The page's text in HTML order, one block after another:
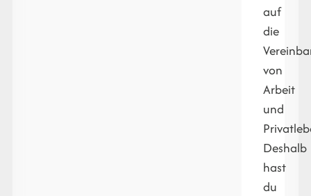
auf
die
von
Arbeit
und
Deshalb
hast
du